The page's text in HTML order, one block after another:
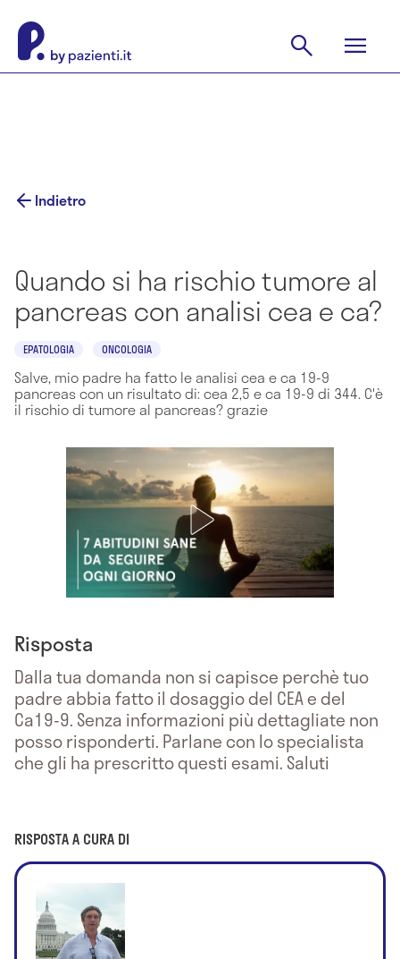
Indietro
Quando si ha rischio tumore al
pancreas con analisi cea e ca?
EPATOLOGIA ONCOLOGIA
Salve, mio padre ha fatto le analisi cea e ca 19-9
pancreas con un risultato di: cea 2,5 e ca 19-9 di 344. C'è
il rischio di tumore al pancreas? grazie
Risposta
Dalla tua domanda non si capisce perchè tuo
padre abbia fatto il dosaggio del CEA e del
Ca19-9. Senza informazioni più dettagliate non
posso risponderti. Parlane con lo specialista
che gli ha prescritto questi esami. Saluti
RISPOSTA A CURA DI